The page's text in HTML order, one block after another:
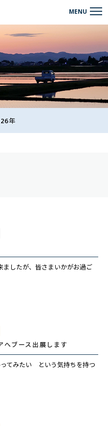
年
ましたが、皆さまいかがお過ご
ブース出展します
てみたい という気持ちを持つ